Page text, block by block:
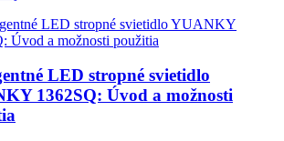
LED stropné svietidlo
1362SQ: Úvod a možnosti